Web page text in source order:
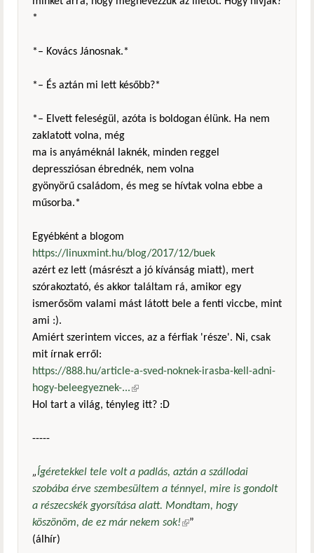
*
*– Kovács Jánosnak.*
*– És aztán mi lett később?*
*– Elvett feleségül, azóta is boldogan élünk. Ha nem
zaklatott volna, még
ma is anyáméknál laknék, minden reggel
depressziósan ébrednék, nem volna
gyönyörű családom, és meg se hívtak volna ebbe a
műsorba.*
Egyébként a blogom
https://linuxmint.hu/blog/2017/12/buek
azért ez lett (másrészt a jó kívánság miatt), mert
szórakoztató, és akkor találtam rá, amikor egy
ismerősöm valami mást látott bele a fenti viccbe, mint
ami :).
Amiért szerintem vicces, az a férfiak 'része'. Ni, csak
mit írnak erről:
https://888.hu/article-a-sved-noknek-irasba-kell-adni-
hogy-beleegyeznek-...(külső hivatkozás)
Hol tart a világ, tényleg itt? :D
-----
„Ígéretekkel tele volt a padlás, aztán a szállodai
szobába érve szembesültem a ténnyel, mire is gondolt
a részecskék gyorsítása alatt. Mondtam, hogy
köszönöm, de ez már nekem sok!(külső hivatkozás)
”
(álhír)